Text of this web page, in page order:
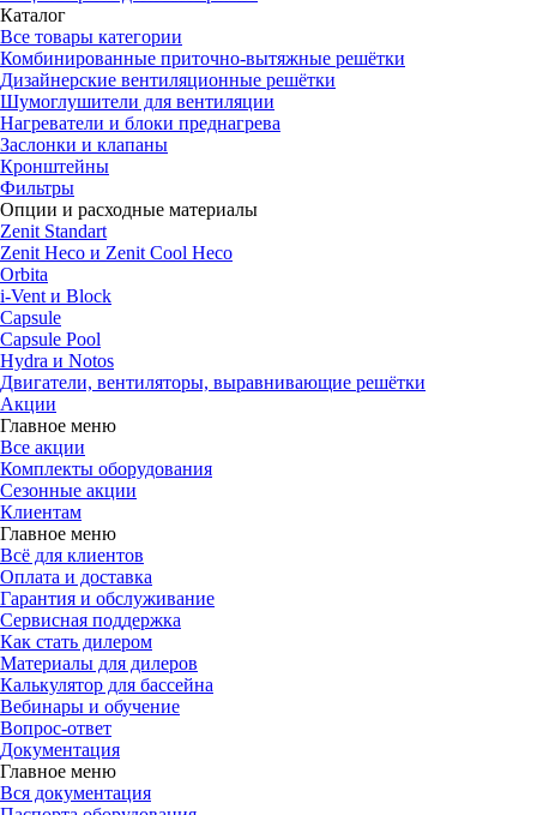
Каталог
Все товары категории
Комбинированные приточно-вытяжные решётки
Дизайнерские вентиляционные решётки
Шумоглушители для вентиляции
Нагреватели и блоки преднагрева
Заслонки и клапаны
Кронштейны
Фильтры
Опции и расходные материалы
Zenit Standart
Zenit Heco и Zenit Cool Heco
Orbita
i-Vent и Block
Capsule
Capsule Pool
Hydra и Notos
Двигатели, вентиляторы, выравнивающие решётки
Акции
Главное меню
Все акции
Комплекты оборудования
Сезонные акции
Клиентам
Главное меню
Всё для клиентов
Оплата и доставка
Гарантия и обслуживание
Сервисная поддержка
Как стать дилером
Материалы для дилеров
Калькулятор для бассейна
Вебинары и обучение
Вопрос-ответ
Документация
Главное меню
Вся документация